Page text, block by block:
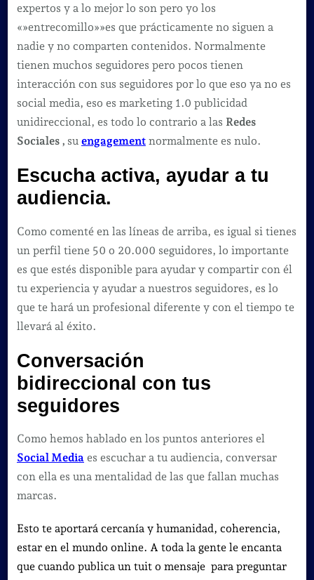
expertos y a lo mejor lo son pero yo los
«»entrecomillo»»es que prácticamente no siguen a
nadie y no comparten contenidos. Normalmente
tienen muchos seguidores pero pocos tienen
interacción con sus seguidores por lo que eso ya no es
social media, eso es marketing 1.0 publicidad
unidireccional, es todo lo contrario a las Redes
Sociales , su engagementnormalmente es nulo.
Escucha activa, ayudar a tu
audiencia.
Como comenté en las líneas de arriba, es igual si tienes
un perfil tiene 50 o 20.000 seguidores, lo importante
es que estés disponible para ayudar y compartir con él
tu experiencia y ayudar a nuestros seguidores, es lo
que te hará un profesional diferente y con el tiempo te
llevará al éxito.
Conversación
bidireccional con tus
seguidores
Como hemos hablado en los puntos anteriores el
Social Mediaes escuchar a tu audiencia, conversar
con ella es una mentalidad de las que fallan muchas
marcas.
Esto te aportará cercanía y humanidad, coherencia,
estar en el mundo online. A toda la gente le encanta
que cuando publica un tuit o mensaje para preguntar